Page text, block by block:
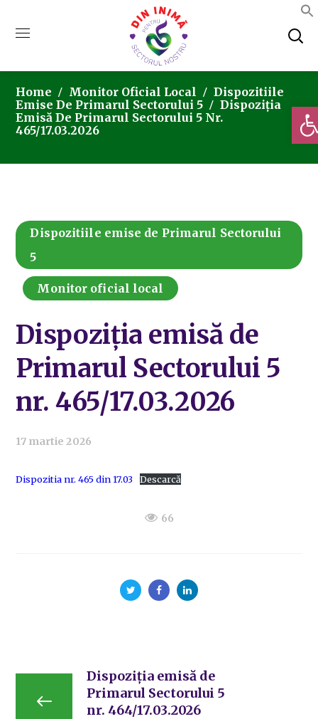
Home Monitor Oficial Local
Dispozitiile
Emise De Primarul Sectorului 5
Dispoziția
Emisă De Primarul Sectorului 5 Nr.
465/17.03.2026
Dispozitiile emise de Primarul Sectorului
5
Monitor oficial local
Dispoziția emisă de
Primarul Sectorului 5
nr. 465/17.03.2026
17 martie 2026
Dispozitia nr. 465 din 17.03 Descarcă
66
Dispoziția emisă de
Primarul Sectorului 5
nr. 464/17.03.2026